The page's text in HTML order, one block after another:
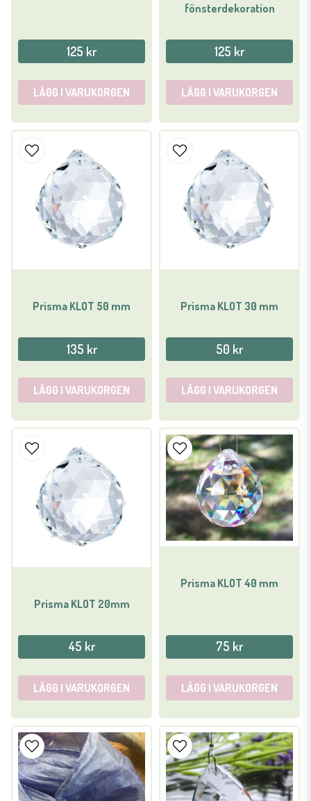
125 kr
LÄGG I VARUKORGEN
fönsterdekoration
125 kr
LÄGG I VARUKORGEN
Prisma KLOT 50 mm
135 kr
LÄGG I VARUKORGEN
Prisma KLOT 30 mm
50 kr
LÄGG I VARUKORGEN
Prisma KLOT 20mm
45 kr
LÄGG I VARUKORGEN
Prisma KLOT 40 mm
75 kr
LÄGG I VARUKORGEN